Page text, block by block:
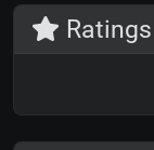
Ratings